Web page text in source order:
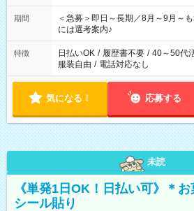
ば前職が、 在宅/財団法人/事務/コ
スタッフ スイーツ販売/ホテルフロ
業界から入社して活躍されています♪
期間
＜急募＞即日～長期／8月～9月～
には選考案内♪
特徴 日払いOK / 履歴書不要 / 40～50代
服装自由 / 電話対応なし
気になる！ 応募する
未読
《単発1日OK！日払い可》＊
シール貼り